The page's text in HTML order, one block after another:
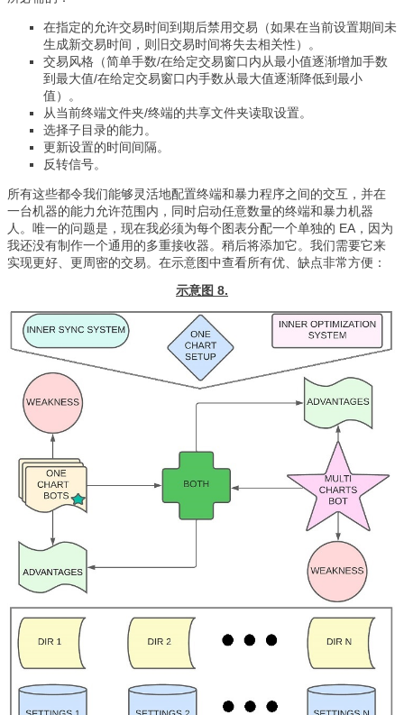
在指定的允许交易时间到期后禁用交易（如果在当前设置期间未
生成新交易时间，则旧交易时间将失去相关性）。
交易风格（简单手数/在给定交易窗口内从最小值逐渐增加手数
到最大值/在给定交易窗口内手数从最大值逐渐降低到最小
值）。
从当前终端文件夹/终端的共享文件夹读取设置。
选择子目录的能力。
更新设置的时间间隔。
反转信号。
所有这些都令我们能够灵活地配置终端和暴力程序之间的交互，并在
一台机器的能力允许范围内，同时启动任意数量的终端和暴力机器
人。唯一的问题是，现在我必须为每个图表分配一个单独的 EA，因为
我还没有制作一个通用的多重接收器。稍后将添加它。我们需要它来
实现更好、更周密的交易。在示意图中查看所有优、缺点非常方便：
示意图 8.